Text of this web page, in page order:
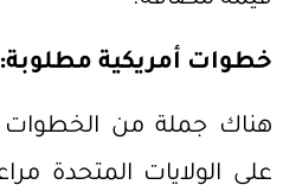
خطوات أمريكية مطلوبة:
هناك جملة من الخطوات
على الولايات المتحدة